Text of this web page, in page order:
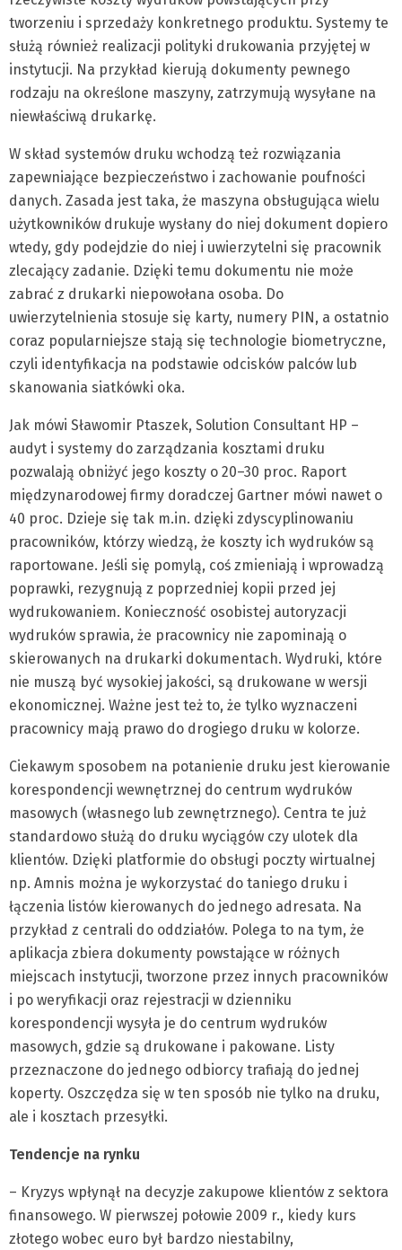
tworzeniu i sprzedaży konkretnego produktu. Systemy te
służą również realizacji polityki drukowania przyjętej w
instytucji. Na przykład kierują dokumenty pewnego
rodzaju na określone maszyny, zatrzymują wysyłane na
niewłaściwą drukarkę.
W skład systemów druku wchodzą też rozwiązania
zapewniające bezpieczeństwo i zachowanie poufności
danych. Zasada jest taka, że maszyna obsługująca wielu
użytkowników drukuje wysłany do niej dokument dopiero
wtedy, gdy podejdzie do niej i uwierzytelni się pracownik
zlecający zadanie. Dzięki temu dokumentu nie może
zabrać z drukarki niepowołana osoba. Do
uwierzytelnienia stosuje się karty, numery PIN, a ostatnio
coraz popularniejsze stają się technologie biometryczne,
czyli identyfikacja na podstawie odcisków palców lub
skanowania siatkówki oka.
Jak mówi Sławomir Ptaszek, Solution Consultant HP –
audyt i systemy do zarządzania kosztami druku
pozwalają obniżyć jego koszty o 20–30 proc. Raport
międzynarodowej firmy doradczej Gartner mówi nawet o
40 proc. Dzieje się tak m.in. dzięki zdyscyplinowaniu
pracowników, którzy wiedzą, że koszty ich wydruków są
raportowane. Jeśli się pomylą, coś zmieniają i wprowadzą
poprawki, rezygnują z poprzedniej kopii przed jej
wydrukowaniem. Konieczność osobistej autoryzacji
wydruków sprawia, że pracownicy nie zapominają o
skierowanych na drukarki dokumentach. Wydruki, które
nie muszą być wysokiej jakości, są drukowane w wersji
ekonomicznej. Ważne jest też to, że tylko wyznaczeni
pracownicy mają prawo do drogiego druku w kolorze.
Ciekawym sposobem na potanienie druku jest kierowanie
korespondencji wewnętrznej do centrum wydruków
masowych (własnego lub zewnętrznego). Centra te już
standardowo służą do druku wyciągów czy ulotek dla
klientów. Dzięki platformie do obsługi poczty wirtualnej
np. Amnis można je wykorzystać do taniego druku i
łączenia listów kierowanych do jednego adresata. Na
przykład z centrali do oddziałów. Polega to na tym, że
aplikacja zbiera dokumenty powstające w różnych
miejscach instytucji, tworzone przez innych pracowników
i po weryfikacji oraz rejestracji w dzienniku
korespondencji wysyła je do centrum wydruków
masowych, gdzie są drukowane i pakowane. Listy
przeznaczone do jednego odbiorcy trafiają do jednej
koperty. Oszczędza się w ten sposób nie tylko na druku,
ale i kosztach przesyłki.
Tendencje na rynku
– Kryzys wpłynął na decyzje zakupowe klientów z sektora
finansowego. W pierwszej połowie 2009 r., kiedy kurs
złotego wobec euro był bardzo niestabilny,